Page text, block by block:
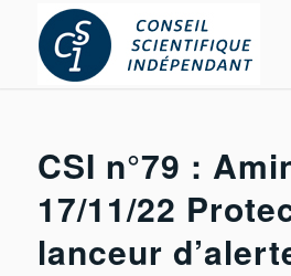
CSI n°79 :
17/11/22
lanceur